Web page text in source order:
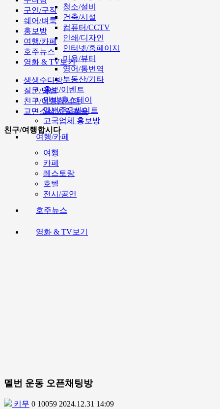
청소/설비
건축/시설
컴퓨터/CCTV
인쇄/디자인
인터넷/홈페이지
미용/뷰티
영어/통번역
부동산/기타
홍보/이벤트
민박/홈스테이
멜번주요싸이트
고국업체 홍보방
여행/카페
여행
카페
레스토랑
호텔
전시/공연
호주뉴스
영화 & TV보기
구인/구직
쉐어/벼룩
홍보방
여행/카페
호주뉴스
영화 & TV보기
생생수다방
질문/답변
친구/여행합시다
교민소식/사람찾음
친구/여행합시다
멜번 운동 오픈채팅방
키무 0 10059 2024.12.31 14:09